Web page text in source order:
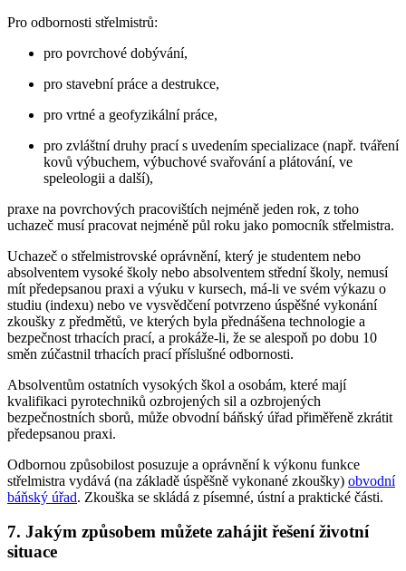
Pro odbornosti střelmistrů:
pro povrchové dobývání,
pro stavební práce a destrukce,
pro vrtné a geofyzikální práce,
pro zvláštní druhy prací s uvedením specializace (např. tváření
kovů výbuchem, výbuchové svařování a plátování, ve
speleologii a další),
praxe na povrchových pracovištích nejméně jeden rok, z toho
uchazeč musí pracovat nejméně půl roku jako pomocník střelmistra.
Uchazeč o střelmistrovské oprávnění, který je studentem nebo
absolventem vysoké školy nebo absolventem střední školy, nemusí
mít předepsanou praxi a výuku v kursech, má-li ve svém výkazu o
studiu (indexu) nebo ve vysvědčení potvrzeno úspěšné vykonání
zkoušky z předmětů, ve kterých byla přednášena technologie a
bezpečnost trhacích prací, a prokáže-li, že se alespoň po dobu 10
směn zúčastnil trhacích prací příslušné odbornosti.
Absolventům ostatních vysokých škol a osobám, které mají
kvalifikaci pyrotechniků ozbrojených sil a ozbrojených
bezpečnostních sborů, může obvodní báňský úřad přiměřeně zkrátit
předepsanou praxi.
Odbornou způsobilost posuzuje a oprávnění k výkonu funkce
střelmistra vydává (na základě úspěšně vykonané zkoušky) obvodní
báňský úřad. Zkouška se skládá z písemné, ústní a praktické části.
7. Jakým způsobem můžete zahájit řešení životní
situace